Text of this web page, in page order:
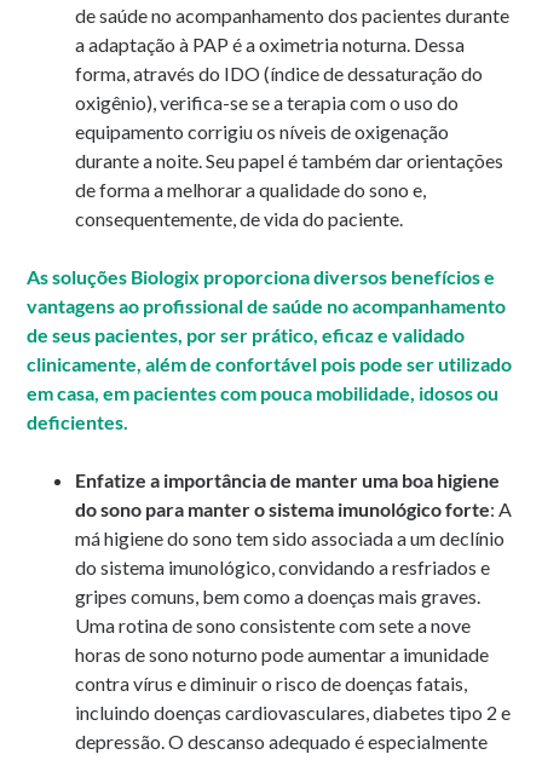
de saúde no acompanhamento dos pacientes durante
a adaptação à PAP é a oximetria noturna. Dessa
forma, através do IDO (índice de dessaturação do
oxigênio), verifica-se se a terapia com o uso do
equipamento corrigiu os níveis de oxigenação
durante a noite. Seu papel é também dar orientações
de forma a melhorar a qualidade do sono e,
consequentemente, de vida do paciente.
As soluções Biologix proporciona diversos benefícios e
vantagens ao profissional de saúde no acompanhamento
de seus pacientes, por ser prático, eficaz e validado
clinicamente, além de confortável pois pode ser utilizado
em casa, em pacientes com pouca mobilidade, idosos ou
deficientes.
Enfatize a importância de manter uma boa higiene
do sono para manter o sistema imunológico forte: A
má higiene do sono tem sido associada a um declínio
do sistema imunológico, convidando a resfriados e
gripes comuns, bem como a doenças mais graves.
Uma rotina de sono consistente com sete a nove
horas de sono noturno pode aumentar a imunidade
contra vírus e diminuir o risco de doenças fatais,
incluindo doenças cardiovasculares, diabetes tipo 2 e
depressão. O descanso adequado é especialmente